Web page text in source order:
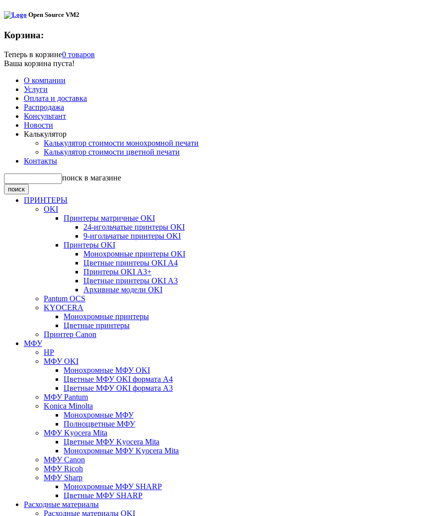
Open Source VM2
Корзина:
Теперь в корзине0 товаров
Ваша корзина пуста!
О компании
Услуги
Оплата и доставка
Распродажа
Консультант
Новости
Калькулятор
Калькулятор стоимости монохромной печати
Калькулятор стоимости цветной печати
Контакты
поиск в магазине
ПРИНТЕРЫ
OKI
Принтеры матричные OKI
24-игольчатые принтеры OKI
9-игольчатые принтеры OKI
Принтеры OKI
Монохромные принтеры OKI
Цветные принтеры OKI А4
Принтеры OKI А3+
Цветные принтеры OKI А3
Архивные модели OKI
Pantum OCS
KYOCERA
Монохромные принтеры
Цветные принтеры
Принтер Canon
МФУ
HP
МФУ OKI
Монохромные МФУ OKI
Цветные МФУ OKI формата А4
Цветные МФУ OKI формата А3
МФУ Pantum
Konica Minolta
Монохромные МФУ
Полноцветные МФУ
МФУ Kyocera Mita
Цветные МФУ Kyocera Mita
Монохромные МФУ Kyocera Mita
МФУ Canon
МФУ Ricoh
МФУ Sharp
Монохромные МФУ SHARP
Цветные МФУ SHARP
Расходные материалы
Расходные материалы OKI